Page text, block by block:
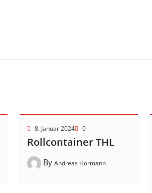
8. Januar 2024 0
Rollcontainer THL
By Andreas Hörmann